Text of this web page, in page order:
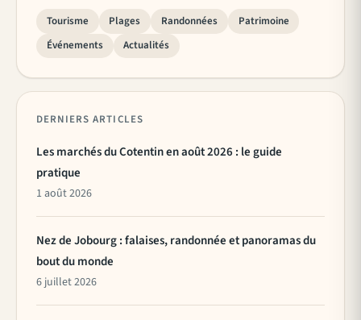
Tourisme Plages Randonnées
Patrimoine
Événements
Actualités
DERNIERS ARTICLES
Les marchés du Cotentin en août 2026 : le guide
pratique
1 août 2026
Nez de Jobourg : falaises, randonnée et panoramas du
bout du monde
6 juillet 2026